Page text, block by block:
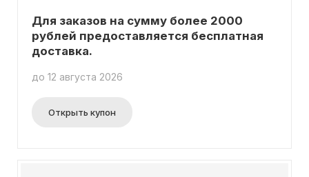
Для заказов на сумму более 2000
рублей предоставляется бесплатная
доставка.
до 12 августа 2026
Открыть купон